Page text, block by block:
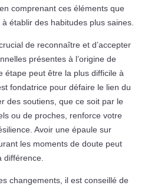
comprenant ces éléments que
établir des habitudes plus saines.
de reconnaître et d’accepter
présentes à l’origine de
étape peut être la plus difficile à
fondatrice pour défaire le lien du
des soutiens, que ce soit par le
ou de proches, renforce votre
Avoir une épaule sur
les moments de doute peut
différence.
changements, il est conseillé de